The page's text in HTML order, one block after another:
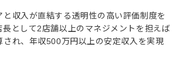
と収入が直結する透明性の高い評価制度を
長として2店舗以上のマネジメントを担えば
され、年収500万円以上の安定収入を実現